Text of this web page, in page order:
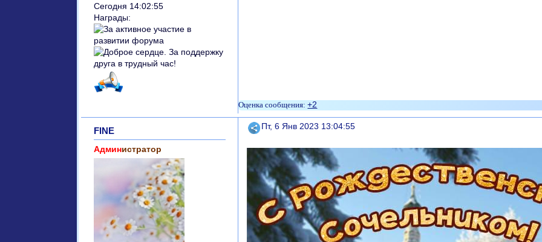
Сегодня 14:02:55
Награды:
+2
Поделиться
Пт, 6 Янв 2023 13:04:55
FINE
Администратор